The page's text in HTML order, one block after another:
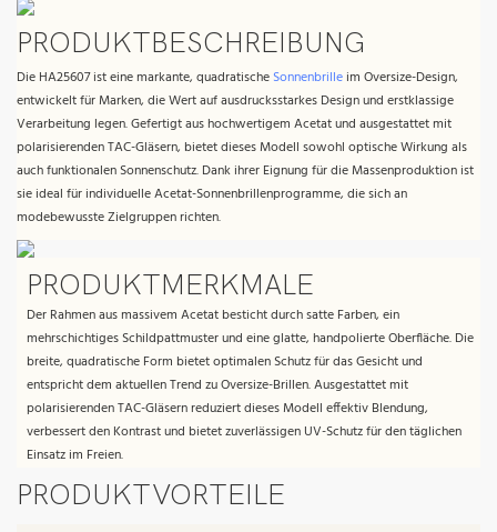
PRODUKTBESCHREIBUNG
Die HA25607 ist eine markante, quadratische Sonnenbrille im Oversize-Design,
entwickelt für Marken, die Wert auf ausdrucksstarkes Design und erstklassige
Verarbeitung legen. Gefertigt aus hochwertigem Acetat und ausgestattet mit
polarisierenden TAC-Gläsern, bietet dieses Modell sowohl optische Wirkung als
auch funktionalen Sonnenschutz. Dank ihrer Eignung für die Massenproduktion ist
sie ideal für individuelle Acetat-Sonnenbrillenprogramme, die sich an
modebewusste Zielgruppen richten.
PRODUKTMERKMALE
Der Rahmen aus massivem Acetat besticht durch satte Farben, ein
mehrschichtiges Schildpattmuster und eine glatte, handpolierte Oberfläche. Die
breite, quadratische Form bietet optimalen Schutz für das Gesicht und
entspricht dem aktuellen Trend zu Oversize-Brillen. Ausgestattet mit
polarisierenden TAC-Gläsern reduziert dieses Modell effektiv Blendung,
verbessert den Kontrast und bietet zuverlässigen UV-Schutz für den täglichen
Einsatz im Freien.
PRODUKTVORTEILE